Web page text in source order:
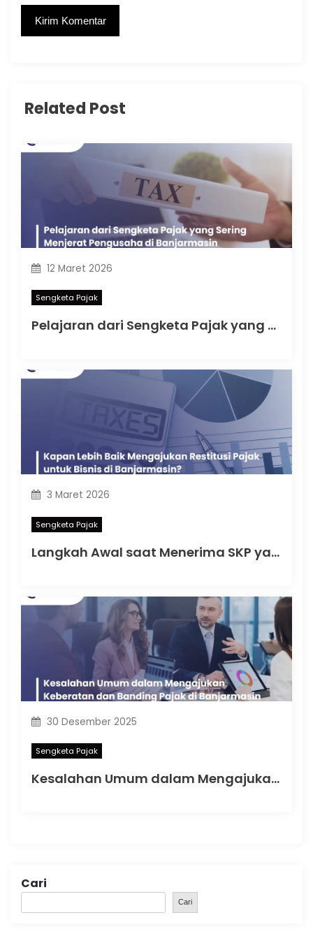
Related Post
12 Maret 2026
Sengketa Pajak
Pelajaran dari Sengketa Pajak yang Sering Menjerat Pengusaha di Banjarmasin
3 Maret 2026
Sengketa Pajak
Langkah Awal saat Menerima SKP yang Tidak Sesuai di Banjarmasin
30 Desember 2025
Sengketa Pajak
Kesalahan Umum dalam Mengajukan Keberatan dan Banding Pajak di Banjarmasin
Cari
Cari